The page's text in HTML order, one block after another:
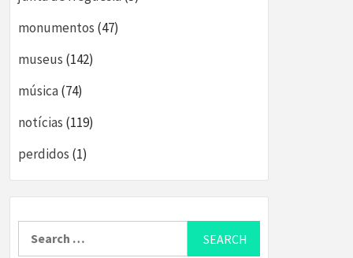
monumentos (47)
museus (142)
música(74)
notícias (119)
perdidos (1)